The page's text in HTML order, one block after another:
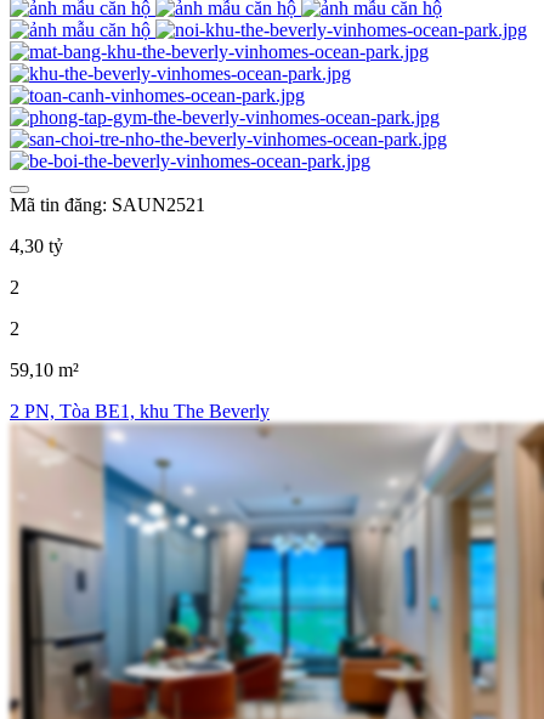
Mã tin đăng: SAUN2521
4,30 tỷ
2
2
59,10 m²
2 PN, Tòa BE1, khu The Beverly